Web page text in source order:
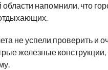
напомнили, что
не успели проверить и
железные